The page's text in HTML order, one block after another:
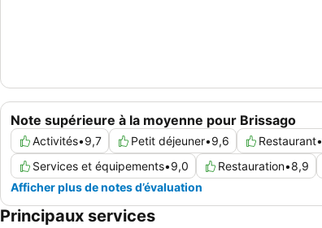
Note supérieure à la moyenne pour Brissago
Activités•9,7 Petit déjeuner•9,6 Restaurant•
Services et équipements•9,0 Restauration•8,9
Afficher plus de notes d’évaluation
Principaux services